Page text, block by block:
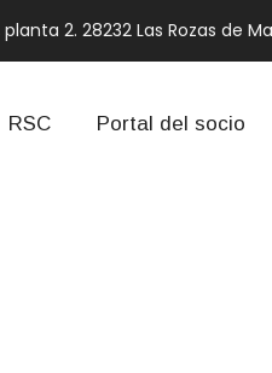
2. 28232 Las Rozas de
RSC Portal del socio